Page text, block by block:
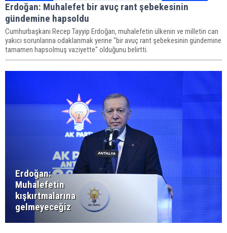
Erdoğan: Muhalefet bir avuç rant şebekesinin
gündemine hapsoldu
Cumhurbaşkanı Recep Tayyip Erdoğan, muhalefetin ülkenin ve milletin can
yakıcı sorunlarına odaklanmak yerine "bir avuç rant şebekesinin gündemine
tamamen hapsolmuş vaziyette" olduğunu belirtti.
Erdoğan:
Muhalefetin
kışkırtmalarına
gelmeyeceğiz